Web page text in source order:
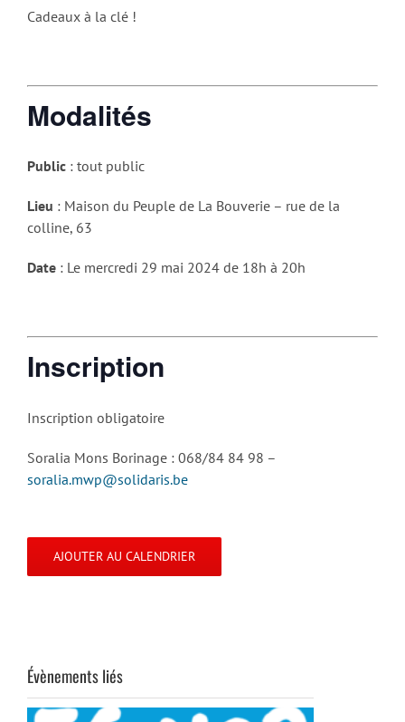
Cadeaux à la clé !
Modalités
Public : tout public
Lieu : Maison du Peuple de La Bouverie – rue de la
colline, 63
Date : Le mercredi 29 mai 2024 de 18h à 20h
Inscription
Inscription obligatoire
Soralia Mons Borinage : 068/84 84 98 –
soralia.mwp@solidaris.be
AJOUTER AU CALENDRIER
Évènements liés